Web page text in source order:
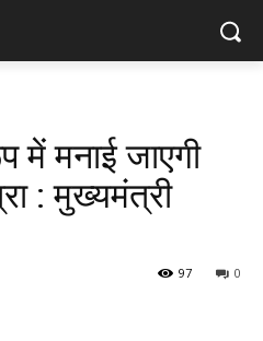
मनाई जाएगी
: मुख्यमंत्री
0
97